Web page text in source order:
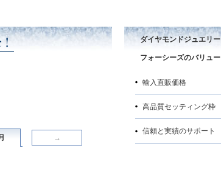
→
ダイヤモンドジュエリー
フォーシーズのバリュー
輸入直販価格
高品質セッティング枠
信頼と実績のサポート